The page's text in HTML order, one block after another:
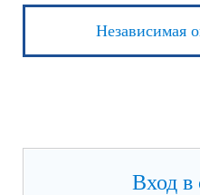
Независимая
Вход в